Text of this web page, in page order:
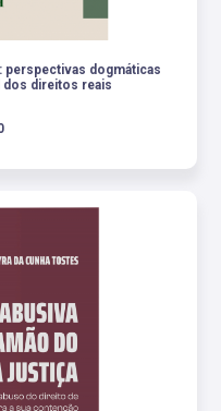
perspectivas dogmáticas
dos direitos reais